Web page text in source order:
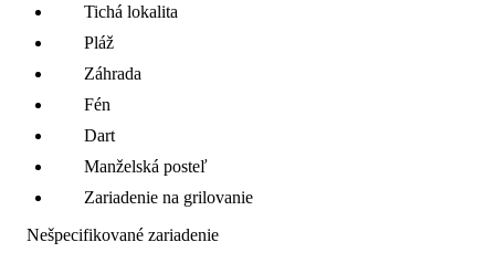
Tichá lokalita
Pláž
Záhrada
Fén
Dart
Manželská posteľ
Zariadenie na grilovanie
Nešpecifikované zariadenie